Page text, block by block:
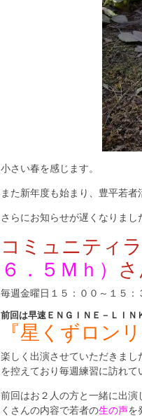
小さい春を感じます。
また新年度も始まり、豊平若
さらにお知らせが遅くなりま
コミュニティ
６．５Ｍｈ）
毎週金曜日１５：００～１５：
前回は早速ＥＮＧＩＮＥ－ＬＩＮ
『星くずロンリ
楽しく出演させていただきま
を控えており毎週練習に訪れて
前回はお２人の方と一緒に出
くさんの内容で若者の生の声を